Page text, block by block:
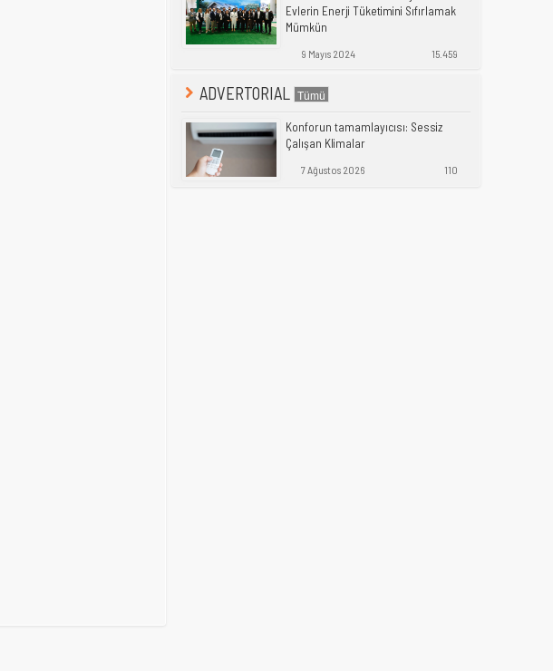
Evlerin Enerji Tüketimini Sıfırlamak
Mümkün
9 Mayıs 2024 15.459
ADVERTORIAL
Konforun tamamlayıcısı: Sessiz
Çalışan Klimalar
7 Ağustos 2026 110